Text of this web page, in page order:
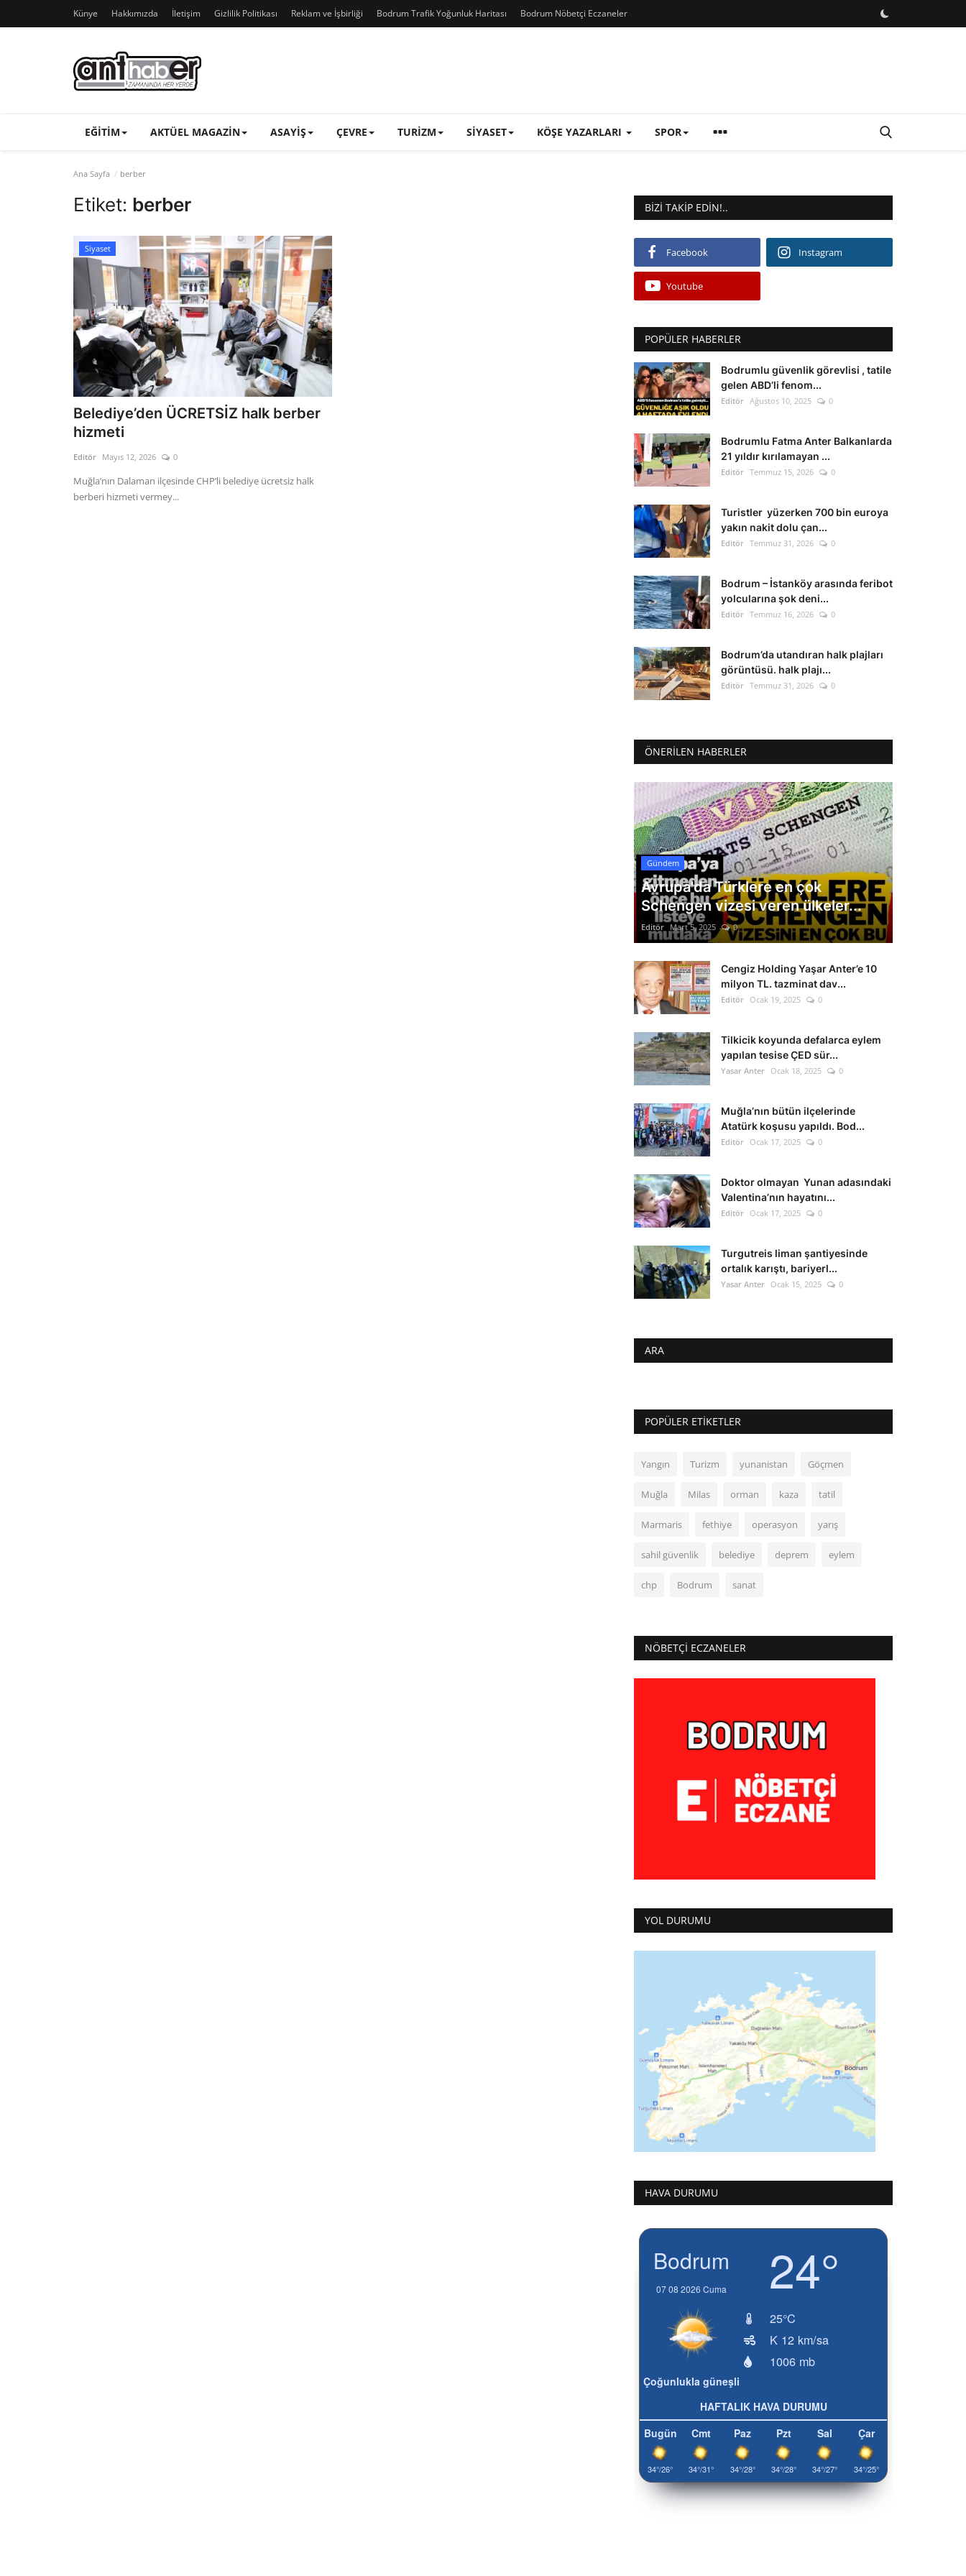
Künye Hakkımızda İletişim Gizlilik Politikası Reklam ve İşbirliği Bodrum Trafik Yoğunluk Haritası Bodrum Nöbetçi Eczaneler
EĞITIM AKTÜEL MAGAZIN ASAYIŞ ÇEVRE TURIZM SIYASET KÖŞE YAZARLARI SPOR
Ana Sayfa berber
Etiket: berber
Siyaset
Belediye’den ÜCRETSİZ halk berber
hizmeti
Editör Mayıs 12, 2026 0
Muğla’nın Dalaman ilçesinde CHP’li belediye ücretsiz halk
berberi hizmeti vermey...
BIZI TAKIP EDIN!..
Facebook Instagram
Youtube
POPÜLER HABERLER
Bodrumlu güvenlik görevlisi , tatile
gelen ABD’li fenom...
Editör Ağustos 10, 2025 0
Bodrumlu Fatma Anter Balkanlarda
21 yıldır kırılamayan ...
Editör Temmuz 15, 2026 0
Turistler yüzerken 700 bin euroya
yakın nakit dolu çan...
Editör Temmuz 31, 2026 0
Bodrum – İstanköy arasında feribot
yolcularına şok deni...
Editör Temmuz 16, 2026 0
Bodrum’da utandıran halk plajları
görüntüsü. halk plajı...
Editör Temmuz 31, 2026 0
ÖNERILEN HABERLER
Gündem
Avrupa'da Türklere en çok
Schengen vizesi veren ülkeler...
Editör Mart 5, 2025 0
Cengiz Holding Yaşar Anter’e 10
milyon TL. tazminat dav...
Editör Ocak 19, 2025 0
Tilkicik koyunda defalarca eylem
yapılan tesise ÇED sür...
Yasar Anter Ocak 18, 2025 0
Muğla’nın bütün ilçelerinde
Atatürk koşusu yapıldı. Bod...
Editör Ocak 17, 2025 0
Doktor olmayan Yunan adasındaki
Valentina’nın hayatını...
Editör Ocak 17, 2025 0
Turgutreis liman şantiyesinde
ortalık karıştı, bariyerl...
Yasar Anter Ocak 15, 2025 0
ARA
POPÜLER ETIKETLER
Yangın Turizm yunanistan Göçmen
Muğla Milas orman kaza tatil
Marmaris fethiye operasyon yarış
sahil güvenlik belediye deprem eylem
chp Bodrum sanat
NÖBETÇI ECZANELER
YOL DURUMU
HAVA DURUMU